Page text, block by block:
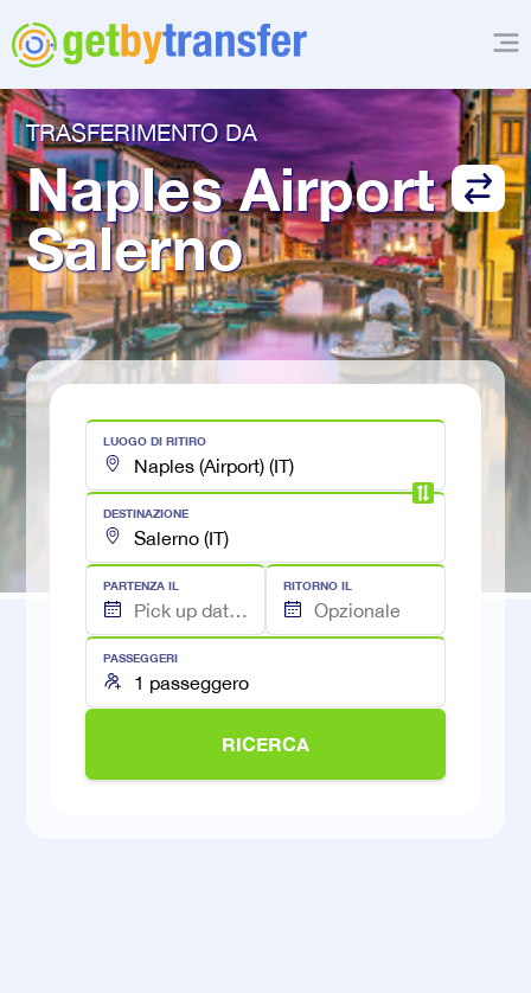
TRASFERIMENTO DA
Naples Airport
Salerno
LUOGO DI RITIRO
DESTINAZIONE
PARTENZA IL RITORNO IL
PASSEGGERI
RICERCA